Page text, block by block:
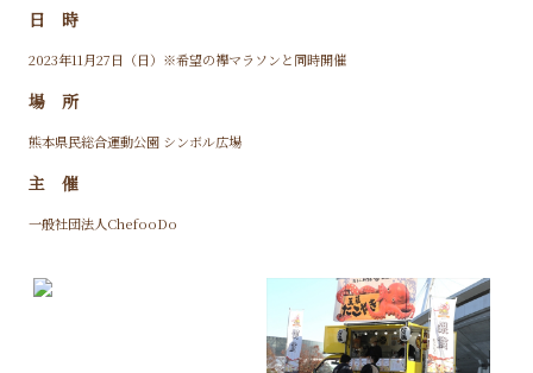
日 時
2023年11月27日（日）※希望の襷マラソンと同時開催
場 所
熊本県民総合運動公園 シンボル広場
主 催
一般社団法人ChefooDo